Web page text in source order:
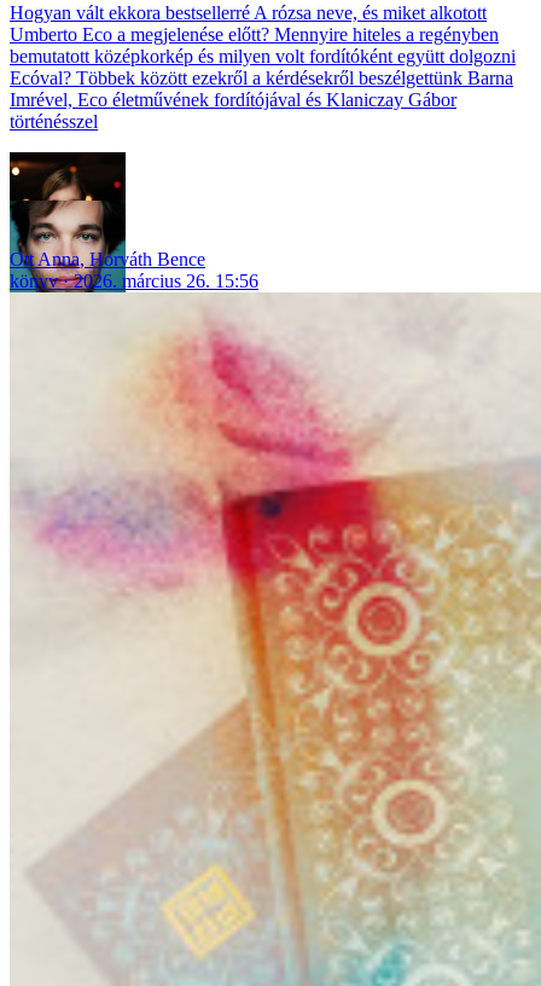
Hogyan vált ekkora bestsellerré A rózsa neve, és miket alkotott
Umberto Eco a megjelenése előtt? Mennyire hiteles a regényben
bemutatott középkorkép és milyen volt fordítóként együtt dolgozni
Ecóval? Többek között ezekről a kérdésekről beszélgettünk Barna
Imrével, Eco életművének fordítójával és Klaniczay Gábor
történésszel
Ott Anna, Horváth Bence
könyv
2026. március 26. 15:56